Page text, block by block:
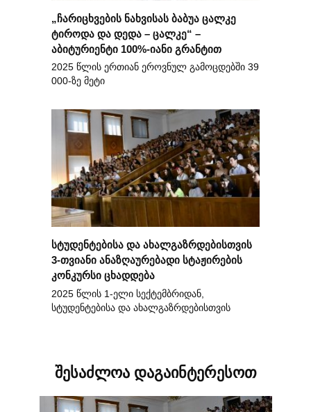
„ჩარიცხვების ნახვისას ბაბუა ცალკე
ტიროდა და დედა – ცალკე“ –
აბიტურიენტი 100%-იანი გრანტით
2025 წლის ერთიან ეროვნულ გამოცდებში 39
000-ზე მეტი
სტუდენტებისა და ახალგაზრდებისთვის
3-თვიანი ანაზღაურებადი სტაჟირების
კონკურსი ცხადდება
2025 წლის 1-ელი სექტემბრიდან,
სტუდენტებისა და ახალგაზრდებისთვის
შესაძლოა დაგაინტერესოთ